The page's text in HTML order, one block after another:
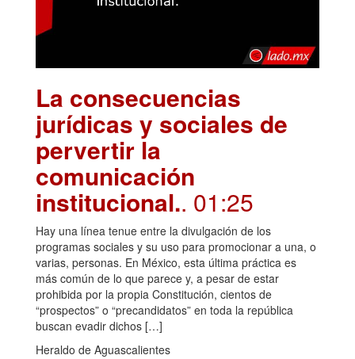
La consecuencias
jurídicas y sociales de
pervertir la
comunicación
institucional.. 01:25
Hay una línea tenue entre la divulgación de los
programas sociales y su uso para promocionar a una, o
varias, personas. En México, esta última práctica es
más común de lo que parece y, a pesar de estar
prohibida por la propia Constitución, cientos de
“prospectos” o “precandidatos” en toda la república
buscan evadir dichos […]
Heraldo de Aguascalientes